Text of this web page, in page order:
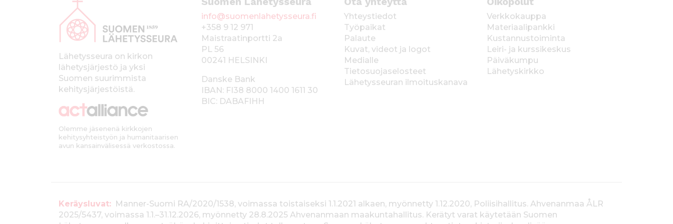
Lähetysseura on kirkon
lähetysjärjestö ja yksi
Suomen suurimmista
kehitysjärjestöistä.
Olemme jäsenenä kirkkojen
kehitysyhteistyön ja humanitaarisen
avun kansainvälisessä verkostossa.
info@suomenlahetysseura.fi
+358 9 12 971
Maistraatinportti 2a
PL 56
00241 HELSINKI
Danske Bank
IBAN: FI38 8000 1400 1611 30
BIC: DABAFIHH
Yhteystiedot
Työpaikat
Palaute
Kuvat, videot ja logot
Medialle
Tietosuojaselosteet
Lähetysseuran ilmoituskanava
Verkkokauppa
Materiaalipankki
Kustannustoiminta
Leiri- ja kurssikeskus
Päiväkumpu
Lähetyskirkko
T
Keräysluvat: Manner-Suomi RA/2020/1538, voimassa toistaiseksi 1.1.2021 alkaen, myönnetty 1.12.2020, Poliisihallitus. Ahvenanmaa ÅLR
2025/5437, voimassa 1.1.–31.12.2026, myönnetty 28.8.2025 Ahvenanmaan maakuntahallitus. Kerätyt varat käytetään Suomen